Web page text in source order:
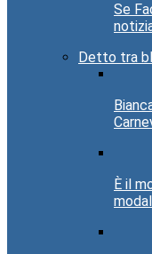
Se
Detto tra
È il